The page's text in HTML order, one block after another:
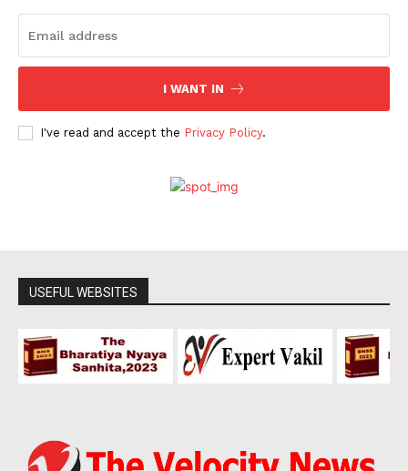
I WANT IN
I've read and accept the Privacy Policy.
USEFUL WEBSITES